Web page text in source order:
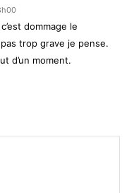
dommage le
trop grave je pense.
d’un moment.